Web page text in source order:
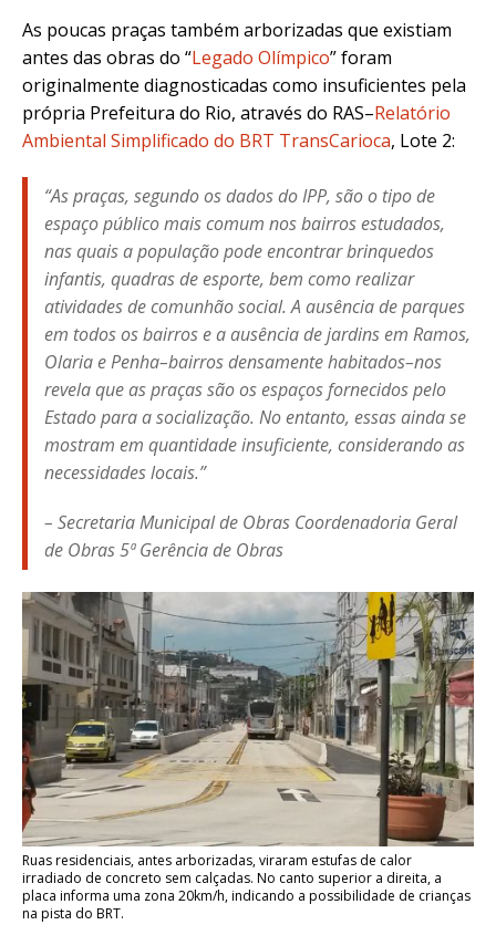
As poucas praças também arborizadas que existiam
antes das obras do “Legado Olímpico” foram
originalmente diagnosticadas como insuficientes pela
própria Prefeitura do Rio, através do RAS–Relatório
Ambiental Simplificado do BRT TransCarioca, Lote 2:
“As praças, segundo os dados do IPP, são o tipo de
espaço público mais comum nos bairros estudados,
nas quais a população pode encontrar brinquedos
infantis, quadras de esporte, bem como realizar
atividades de comunhão social. A ausência de parques
em todos os bairros e a ausência de jardins em Ramos,
Olaria e Penha–bairros densamente habitados–nos
revela que as praças são os espaços fornecidos pelo
Estado para a socialização. No entanto, essas ainda se
mostram em quantidade insuficiente, considerando as
necessidades locais.”
– Secretaria Municipal de Obras Coordenadoria Geral
de Obras 5ª Gerência de Obras
Ruas residenciais, antes arborizadas, viraram estufas de calor
irradiado de concreto sem calçadas. No canto superior a direita, a
placa informa uma zona 20km/h, indicando a possibilidade de crianças
na pista do BRT.